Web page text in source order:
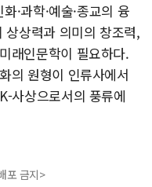
·과학·예술·종교의 융
상력과 의미의 창조력,
래인문학이 필요하다.
의 원형이 인류사에서
사상으로서의 풍류에
포 금지>